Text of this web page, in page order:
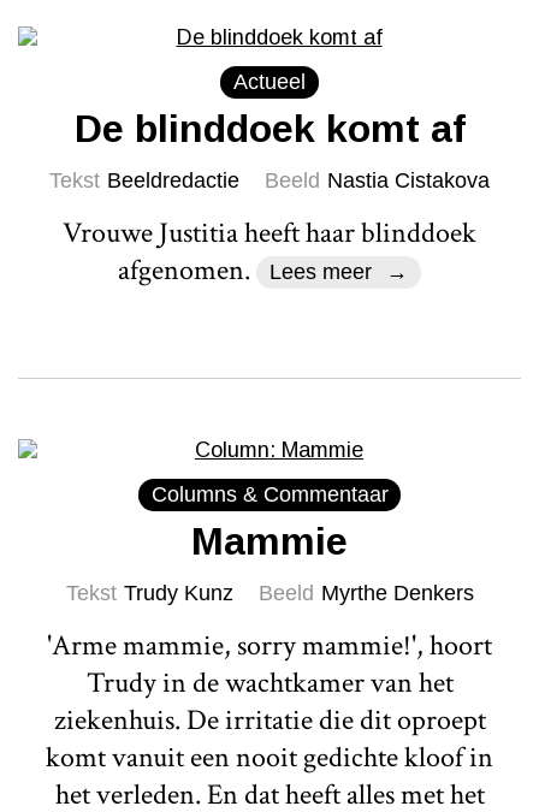
Actueel
De blinddoek komt af
Tekst Beeldredactie Beeld Nastia Cistakova
Vrouwe Justitia heeft haar blinddoek
afgenomen.
Lees meer
Columns & Commentaar
Mammie
Tekst Trudy Kunz Beeld Myrthe Denkers
'Arme mammie, sorry mammie!', hoort
Trudy in de wachtkamer van het
ziekenhuis. De irritatie die dit oproept
komt vanuit een nooit gedichte kloof in
het verleden. En dat heeft alles met het